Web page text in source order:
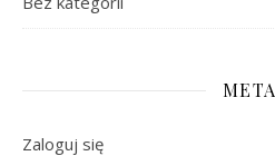
META
Zaloguj się